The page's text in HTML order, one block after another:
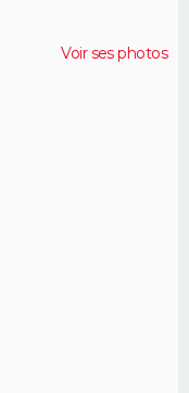
Voir ses photos